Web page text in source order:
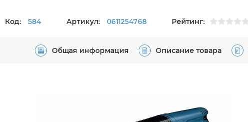
Код: 584 Артикул: 0611254768 Рейтинг:
Общая информация Описание товара